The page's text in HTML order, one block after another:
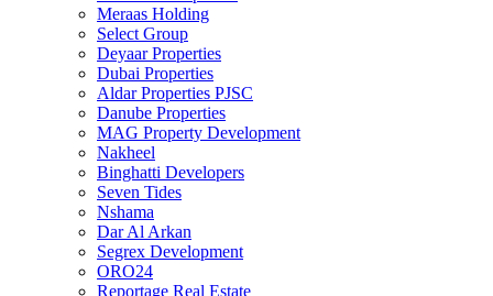
Meraas Holding
Select Group
Deyaar Properties
Dubai Properties
Aldar Properties PJSC
Danube Properties
MAG Property Development
Nakheel
Binghatti Developers
Seven Tides
Nshama
Dar Al Arkan
Segrex Development
ORO24
Reportage Real Estate